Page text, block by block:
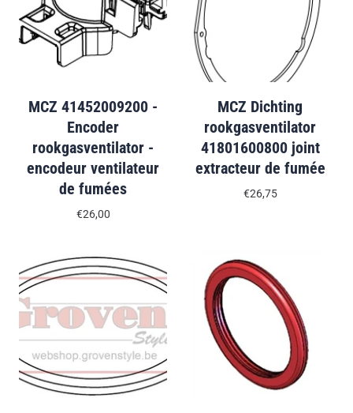
MCZ 41452009200 -
Encoder
rookgasventilator -
encodeur ventilateur
de fumées
€26,00
MCZ Dichting
rookgasventilator
41801600800 joint
extracteur de fumée
€26,75